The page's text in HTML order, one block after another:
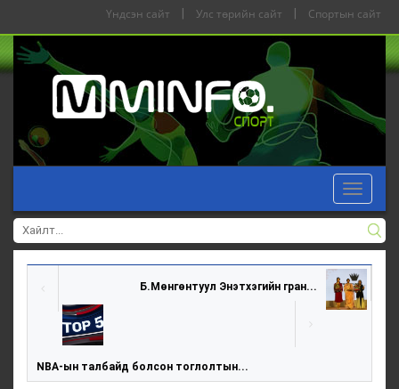
Үндсэн сайт Улс төрийн сайт Спортын сайт
Toggle
Б.Мөнгөнтуул Энэтхэгийн гран...
NBA-ын талбайд болсон тоглолтын...